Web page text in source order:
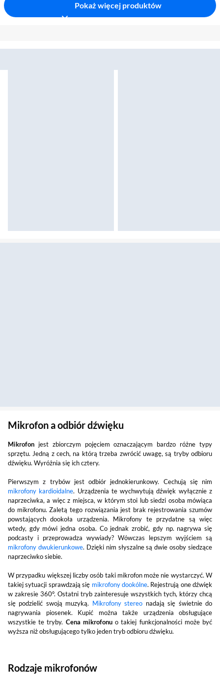
Pokaż więcej produktów
Mikrofon a odbiór dźwięku
Mikrofon jest zbiorczym pojęciem oznaczającym bardzo różne typy
sprzętu. Jedną z cech, na którą trzeba zwrócić uwagę, są tryby odbioru
dźwięku. Wyróżnia się ich cztery.
Pierwszym z trybów jest odbiór jednokierunkowy. Cechują się nim
mikrofony kardioidalne. Urządzenia te wychwytują dźwięk wyłącznie z
naprzeciwka, a więc z miejsca, w którym stoi lub siedzi osoba mówiąca
do mikrofonu. Zaletą tego rozwiązania jest brak rejestrowania szumów
powstających dookoła urządzenia. Mikrofony te przydatne są więc
wtedy, gdy mówi jedna osoba. Co jednak zrobić, gdy np. nagrywa się
podcasty i przeprowadza wywiady? Wówczas lepszym wyjściem są
mikrofony dwukierunkowe. Dzięki nim słyszalne są dwie osoby siedzące
naprzeciwko siebie.
W przypadku większej liczby osób taki mikrofon może nie wystarczyć. W
takiej sytuacji sprawdzają się mikrofony dookólne. Rejestrują one dźwięk
w zakresie 360°. Ostatni tryb zainteresuje wszystkich tych, którzy chcą
się podzielić swoją muzyką. Mikrofony stereo nadają się świetnie do
nagrywania piosenek. Kupić można także urządzenia obsługujące
wszystkie te tryby. Cena mikrofonuo takiej funkcjonalności może być
wyższa niż obsługującego tylko jeden tryb odbioru dźwięku.
Rodzaje mikrofonów